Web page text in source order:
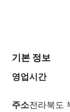
기본 정보
영업시간
주소전라북도